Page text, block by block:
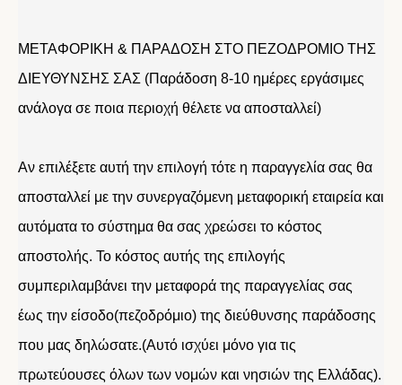
ΜΕΤΑΦΟΡΙΚΗ & ΠΑΡΑΔΟΣΗ ΣΤΟ ΠΕΖΟΔΡΟΜΙΟ ΤΗΣ
ΔΙΕΥΘΥΝΣΗΣ ΣΑΣ (Παράδοση 8-10 ημέρες εργάσιμες
ανάλογα σε ποια περιοχή θέλετε να αποσταλλεί)
Αν επιλέξετε αυτή την επιλογή τότε η παραγγελία σας θα
αποσταλλεί με την συνεργαζόμενη μεταφορική εταιρεία και
αυτόματα το σύστημα θα σας χρεώσει το κόστος
αποστολής. Το κόστος αυτής της επιλογής
συμπεριλαμβάνει την μεταφορά της παραγγελίας σας
έως την είσοδο(πεζοδρόμιο) της διεύθυνσης παράδοσης
που μας δηλώσατε.(Αυτό ισχύει μόνο για τις
πρωτεύουσες όλων των νομών και νησιών της Ελλάδας).